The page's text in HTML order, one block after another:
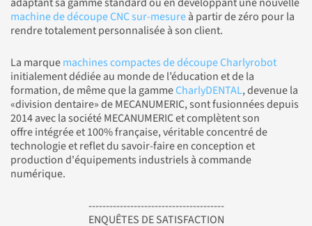
machine de découpe CNC sur-mesureà partir de zéro pour la
rendre totalement personnalisée à son client.
La marquemachines compactes de découpe Charlyrobot
initialement dédiée au monde de l’éducation et de la
formation, de même que la gammeCharlyDENTAL, devenue la
«division dentaire» de MECANUMERIC, sont fusionnées depuis
2014 avec la société MECANUMERIC et complètent son
offre intégrée et 100% française, véritable concentré de
technologie et reflet du savoir-faire en conception et
production d'équipements industriels à commande
numérique.
---------------------------------------
ENQUÊTES DE SATISFACTION